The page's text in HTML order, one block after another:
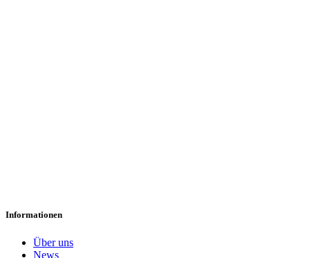
Informationen
Über uns
News